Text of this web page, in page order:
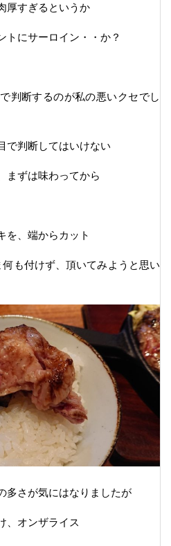
厚すぎるというか
トにサーロイン・・か？
判断するのが私の悪いクセでし
で判断してはいけない
まずは味わってから
を、端からカット
も付けず、頂いてみようと思い
多さが気にはなりましたが
、オンザライス